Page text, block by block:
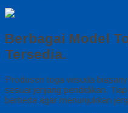
Berbagai Model
Tersedia.
Produsen toga wisuda
sesuai jenjang pendidikan.
berbeda agar menunjukkan